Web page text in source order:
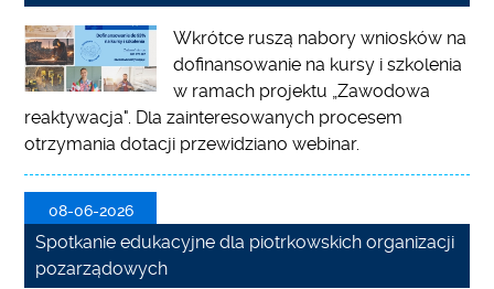
Wkrótce ruszą nabory wniosków na
dofinansowanie na kursy i szkolenia
w ramach projektu „Zawodowa
reaktywacja". Dla zainteresowanych procesem
otrzymania dotacji przewidziano webinar.
08-06-2026
Spotkanie edukacyjne dla piotrkowskich organizacji
pozarządowych